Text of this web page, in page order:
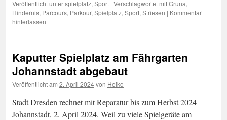
Veröffentlicht unterspielplatz, Sport | Verschlagwortet mitGruna,
Hindernis, Parcours, Parkour, Spielplatz, Sport, Striesen | Kommentar
hinterlassen
Kaputter Spielplatz am Fährgarten
Johannstadt abgebaut
Veröffentlicht am 2. April 2024von Heiko
Stadt Dresden rechnet mit Reparatur bis zum Herbst 2024
Johannstadt, 2. April 2024. Weil zu viele Spielgeräte am